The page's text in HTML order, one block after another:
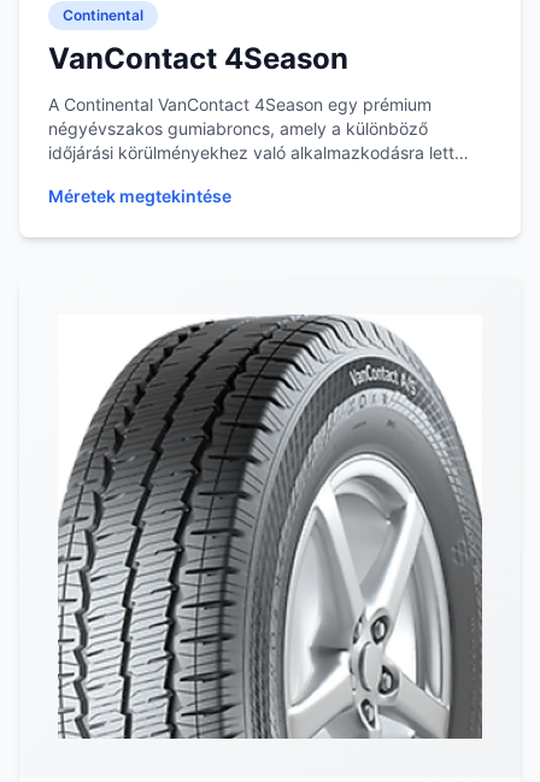
Continental
VanContact 4Season
A Continental VanContact 4Season egy prémium
négyévszakos gumiabroncs, amely a különböző
időjárási körülményekhez való alkalmazkodásra lett
Méretek megtekintése